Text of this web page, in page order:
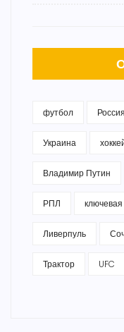
футбол Россия
Украина
Владимир Путин
РПЛ ключевая
Ливерпуль
Трактор UFC